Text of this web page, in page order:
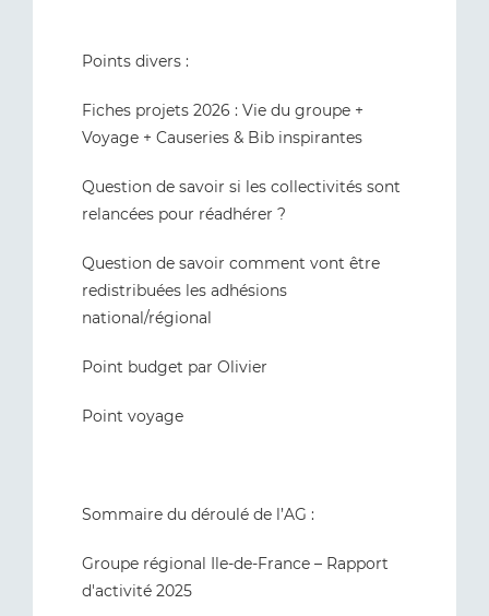
Points divers :
Fiches projets 2026 : Vie du groupe +
Voyage + Causeries & Bib inspirantes
Question de savoir si les collectivités sont
relancées pour réadhérer ?
Question de savoir comment vont être
redistribuées les adhésions
national/régional
Point budget par Olivier
Point voyage
Sommaire du déroulé de l’AG :
Groupe régional Ile-de-France – Rapport
d'activité 2025